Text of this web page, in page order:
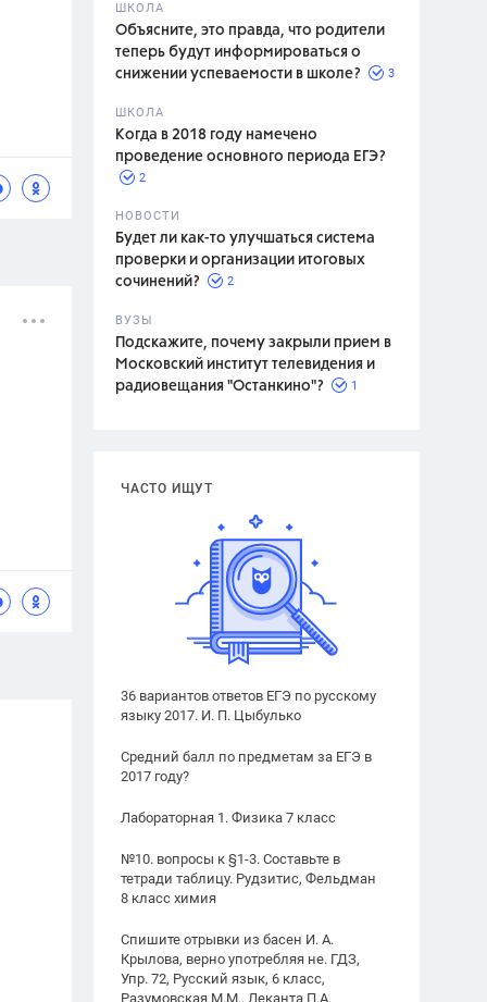
ШКОЛА
Объясните, это правда, что родители
теперь будут информироваться о
снижении успеваемости в школе?
3
ШКОЛА
Когда в 2018 году намечено
проведение основного периода ЕГЭ?
2
НОВОСТИ
Будет ли как-то улучшаться система
проверки и организации итоговых
сочинений?
2
ВУЗЫ
Подскажите, почему закрыли прием в
Московский институт телевидения и
радиовещания "Останкино"?
1
ЧАСТО ИЩУТ
36 вариантов ответов ЕГЭ по русскому
языку 2017. И. П. Цыбулько
Средний балл по предметам за ЕГЭ в
2017 году?
Лабораторная 1. Физика 7 класс
№10. вопросы к §1-3. Составьте в
тетради таблицу. Рудзитис, Фельдман
8 класс химия
Спишите отрывки из басен И. А.
Крылова, верно употребляя не. ГДЗ,
Упр. 72, Русский язык, 6 класс,
Разумовская М.М., Леканта П.А.